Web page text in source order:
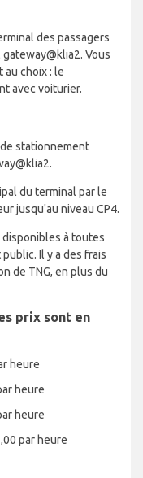
des passagers
Vous
choix : le
avec voiturier.
stationnement
du terminal par le
jusqu'au niveau CP4.
disponibles à toutes
Il y a des frais
de TNG, en plus du
prix sont en
heure
heure
heure
par heure